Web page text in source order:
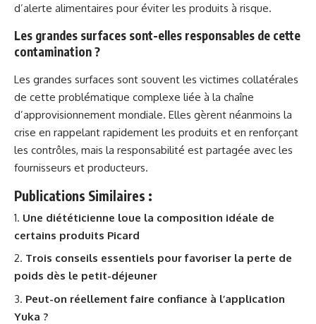
d’alerte alimentaires pour éviter les produits à risque.
Les grandes surfaces sont-elles responsables de cette
contamination ?
Les grandes surfaces sont souvent les victimes collatérales
de cette problématique complexe liée à la chaîne
d’approvisionnement mondiale. Elles gèrent néanmoins la
crise en rappelant rapidement les produits et en renforçant
les contrôles, mais la responsabilité est partagée avec les
fournisseurs et producteurs.
Publications Similaires :
Une diététicienne loue la composition idéale de
certains produits Picard
Trois conseils essentiels pour favoriser la perte de
poids dès le petit-déjeuner
Peut-on réellement faire confiance à l’application
Yuka ?